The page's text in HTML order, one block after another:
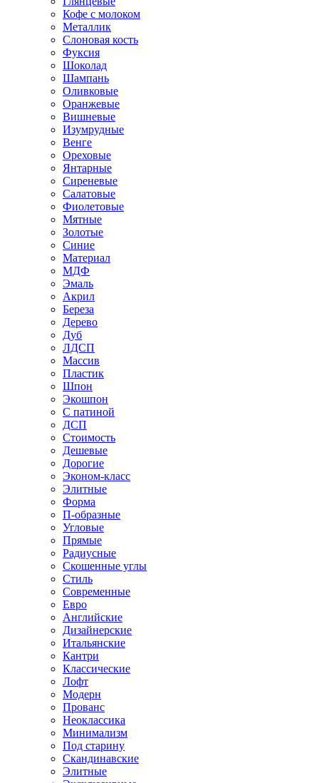
Кофе с молоком
Металлик
Слоновая кость
Фуксия
Шоколад
Шампань
Оливковые
Оранжевые
Вишневые
Изумрудные
Венге
Ореховые
Янтарные
Сиреневые
Салатовые
Фиолетовые
Мятные
Золотые
Синие
Материал
МДФ
Эмаль
Акрил
Береза
Дерево
Дуб
ЛДСП
Массив
Пластик
Шпон
Экошпон
С патиной
ДСП
Стоимость
Дешевые
Дорогие
Эконом-класс
Элитные
Форма
П-образные
Угловые
Прямые
Радиусные
Скошенные углы
Стиль
Современные
Евро
Английские
Дизайнерские
Итальянские
Кантри
Классические
Лофт
Модерн
Прованс
Неоклассика
Минимализм
Под старину
Скандинавские
Элитные